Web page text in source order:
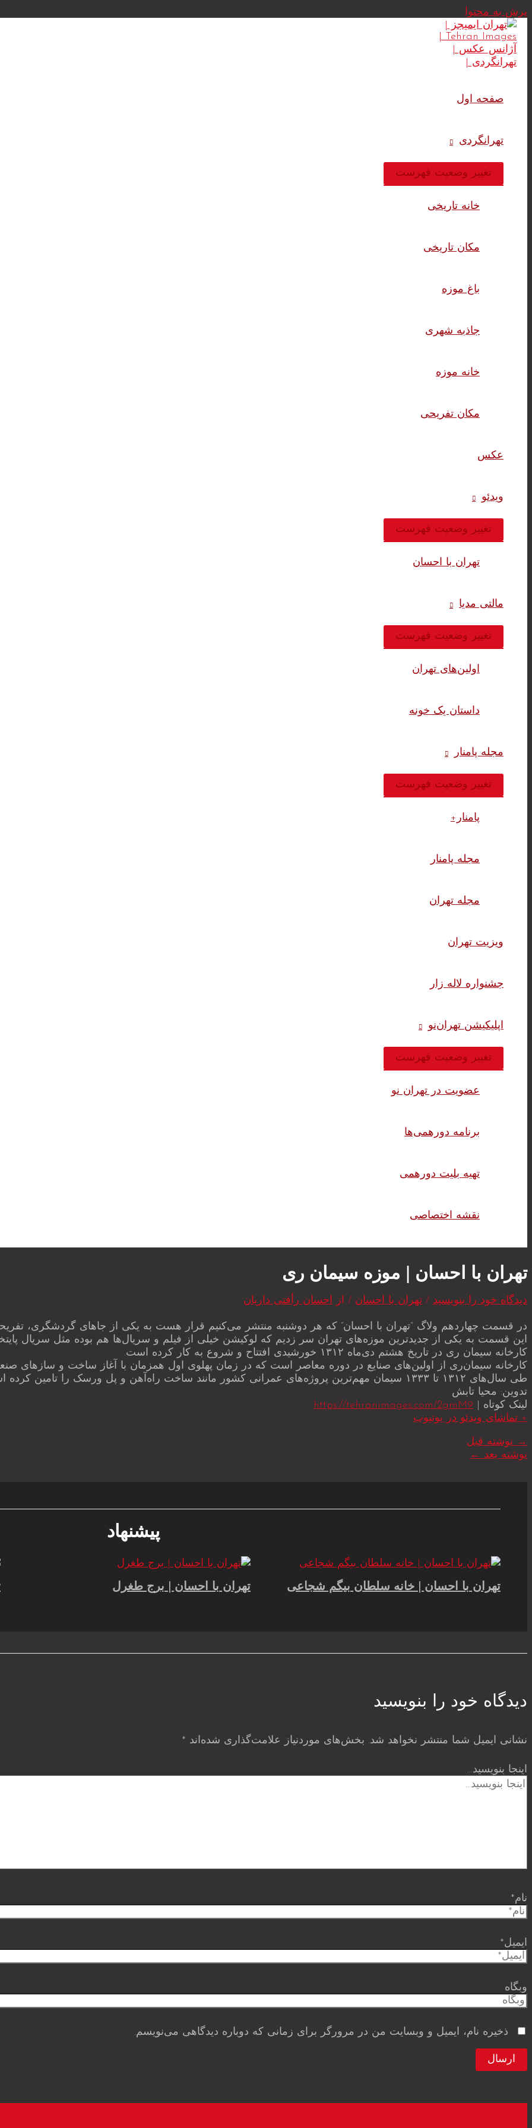
پرش به محتوا
صفحه اول
تهرانگردی
تغییر وضعیت فهرست
خانه تاریخی
مکان تاریخی
باغ موزه
جاذبه شهری
خانه موزه
مکان تفریحی
عکس
ویدئو
تغییر وضعیت فهرست
تهران با احسان
مالتی مدیا
تغییر وضعیت فهرست
اولین‌های تهران
داستان یک خونه
مجله پامنار
تغییر وضعیت فهرست
پامنار+
مجله پامنار
مجله تهران
ویزیت تهران
جشنواره لاله زار
اپلیکیشن تهران‌نو
تغییر وضعیت فهرست
عضویت در تهران نو
برنامه دورهمی‌ها
تهیه بلیت دورهمی
نقشه اختصاصی
تهران با احسان | موزه سیمان ری
دیدگاه‌ خود را بنویسید / تهران با احسان / از احسان رأفتی داریان
در قسمت چهاردهم ولاگ “تهران با احسان” که هر دوشنبه منتشر می‌کنیم قرار هست به یکی از جاهای گردشگری،
این قسمت به یکی از جدیدترین موزه‌های تهران سر زدیم که لوکیشن خیلی از فیلم و سریال‌ها هم بوده مثل سریال
کارخانه سیمان ری در تاریخ هشتم دی‌ماه ۱۳۱۲ خورشیدی افتتاح و شروع به کار کرده است.
کارخانه سیمان‌ری از اولین‌های صنایع در دوره معاصر است که در زمان پهلوی اول همزمان با آغاز ساخت و سازهای
طی سال‌های ۱۳۱۲ تا ۱۳۳۳ سیمان مهم‌ترین پروژه‌های عمرانی کشور مانند ساخت راه‌آهن و پل ورسک را تامین کرده است.
تدوین: محیا تابش
لینک کوتاه | https://tehranimages.com/2gmM9
+ تماشای ویدئو در یوتیوب
→ نوشته قبل
نوشته بعد ←
پیشنهاد
تهران با احسان | خانه سلطان بیگم شجاعی تهران با احسان | برج طغرل
دیدگاه‌ خود را بنویسید
نشانی ایمیل شما منتشر نخواهد شد. بخش‌های موردنیاز علامت‌گذاری شده‌اند *
اینجا بنویسید…
نام*
ایمیل*
وبگاه
ذخیره نام، ایمیل و وبسایت من در مرورگر برای زمانی که دوباره دیدگاهی می‌نویسم.